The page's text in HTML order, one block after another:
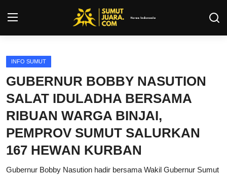
Login
Kontak
Tentang Kami
Privacy Policy
INFO SUMUT
GUBERNUR BOBBY NASUTION
SALAT IDULADHA BERSAMA
RIBUAN WARGA BINJAI,
PEMPROV SUMUT SALURKAN
167 HEWAN KURBAN
Gubernur Bobby Nasution hadir bersama Wakil Gubernur Sumut